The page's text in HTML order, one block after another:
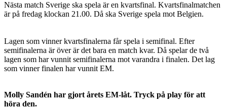
Nästa match Sverige ska spela är en kvartsfinal. Kvartsfinalmatchen
är på fredag klockan 21.00. Då ska Sverige spela mot Belgien.
Lagen som vinner kvartsfinalerna får spela i semifinal. Efter
semifinalerna är över är det bara en match kvar. Då spelar de två
lagen som har vunnit semifinalerna mot varandra i finalen. Det lag
som vinner finalen har vunnit EM.
Molly Sandén har gjort årets EM-låt. Tryck på play för att
höra den.